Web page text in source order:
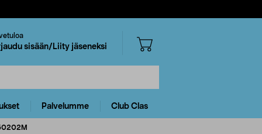
sisään/Liity jäseneksi
Palvelumme Club Clas